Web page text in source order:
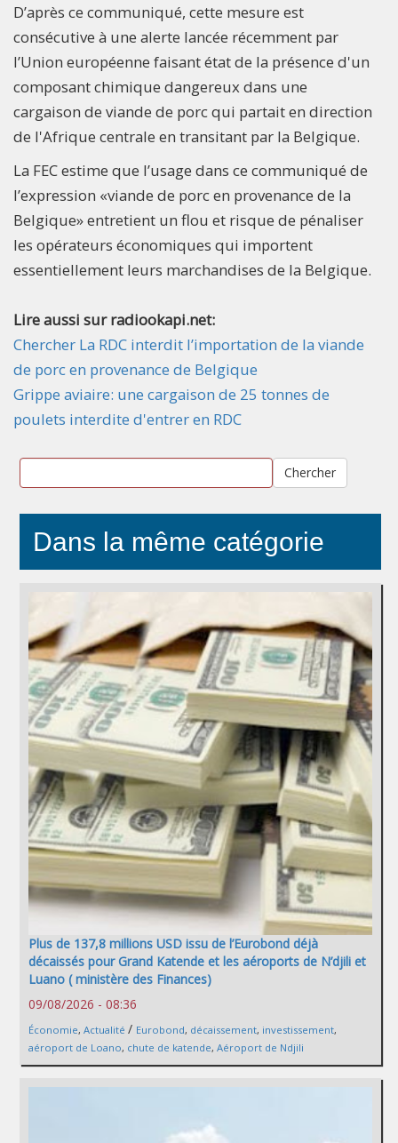
D’après ce communiqué, cette mesure est
consécutive à une alerte lancée récemment par
l’Union européenne faisant état de la présence d'un
composant chimique dangereux dans une
cargaison de viande de porc qui partait en direction
de l'Afrique centrale en transitant par la Belgique.
La FEC estime que l’usage dans ce communiqué de
l’expression «viande de porc en provenance de la
Belgique» entretient un flou et risque de pénaliser
les opérateurs économiques qui importent
essentiellement leurs marchandises de la Belgique.
Lire aussi sur radiookapi.net:
Chercher La RDC interdit l’importation de la viande
de porc en provenance de Belgique
Grippe aviaire: une cargaison de 25 tonnes de
poulets interdite d'entrer en RDC
Chercher
Dans la même catégorie
Plus de 137,8 millions USD issu de l’Eurobond déjà
décaissés pour Grand Katende et les aéroports de N’djili et
Luano ( ministère des Finances)
09/08/2026 - 08:36
Économie, Actualité / Eurobond, décaissement, investissement,
aéroport de Loano, chute de katende, Aéroport de Ndjili